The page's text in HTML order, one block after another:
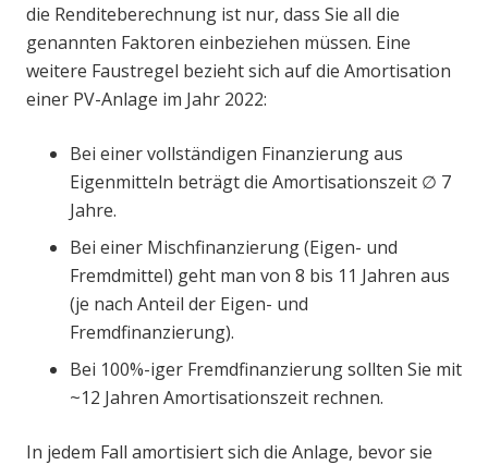
die Renditeberechnung ist nur, dass Sie all die
genannten Faktoren einbeziehen müssen. Eine
weitere Faustregel bezieht sich auf die Amortisation
einer PV-Anlage im Jahr 2022:
Bei einer vollständigen Finanzierung aus
Eigenmitteln beträgt die Amortisationszeit ∅ 7
Jahre.
Bei einer Mischfinanzierung (Eigen- und
Fremdmittel) geht man von 8 bis 11 Jahren aus
(je nach Anteil der Eigen- und
Fremdfinanzierung).
Bei 100%-iger Fremdfinanzierung sollten Sie mit
~12 Jahren Amortisationszeit rechnen.
In jedem Fall amortisiert sich die Anlage, bevor sie